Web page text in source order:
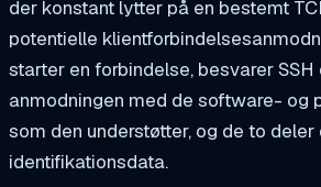
der konstant lytter på en bestemt
potentielle
starter en forbindelse, besvarer SSH
anmodningen med de software- og
som den understøtter, og de to deler
identifikationsdata.